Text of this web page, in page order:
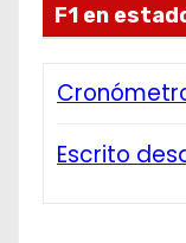
F1 en
Escrito